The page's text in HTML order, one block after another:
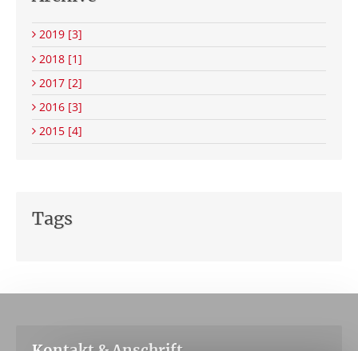
2019 [3]
2018 [1]
2017 [2]
2016 [3]
2015 [4]
Tags